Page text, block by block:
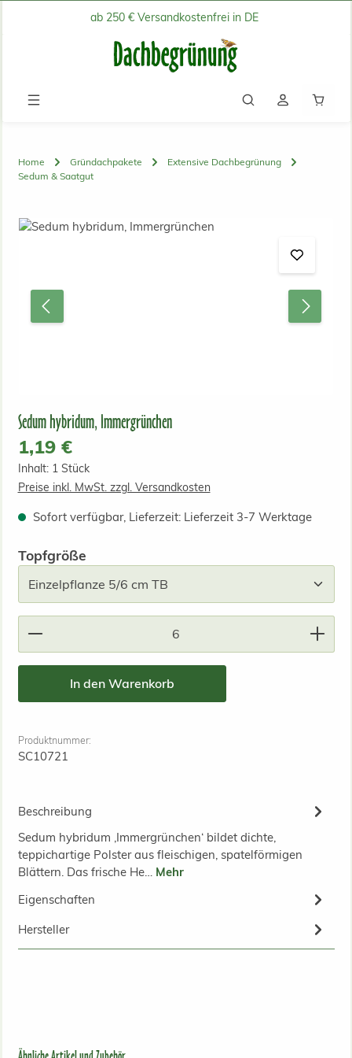
Zum Hauptinhalt springenab 250 € Versandkostenfrei in DE
Home Gründachpakete
Extensive Dachbegrünung
Sedum & Saatgut
Bildergalerie überspringen
Sedum hybridum, Immergrünchen
Regulärer Preis:
1,19 €
Inhalt: 1 Stück
Preise inkl. MwSt. zzgl. Versandkosten
Sofort verfügbar, Lieferzeit: Lieferzeit 3-7 Werktage
Topfgrößeauswählen
Produkt Anzahl: Gib den gewünschten Wert ein
In den Warenkorb
Produktnummer:
SC10721
Beschreibung
Sedum hybridum ‚Immergrünchen‘ bildet dichte,
teppichartige Polster aus fleischigen, spatelförmigen
Blättern. Das frische He… Mehr
Eigenschaften
Hersteller
Produktgalerie überspringen